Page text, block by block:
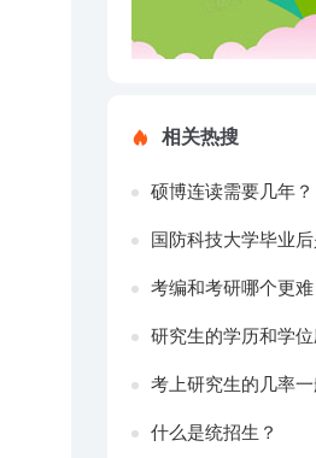
相关热搜
硕博连读需要几年？
国防科技大学毕业
考编和考研哪个更难
研究生的学历和学
考上研究生的几率一
什么是统招生？